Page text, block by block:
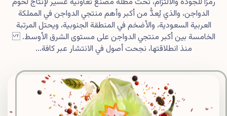
الدواجن، والذي يُعدُّ من أكبر وأهم منتجي الدواجن في المملكة
العربية السعودية، والأضخم في المنطقة الجنوبية، ويحتل المرتبة
الخامسة بين أكبر منتجي الدواجن على مستوى الشرق الأوسط.
منذ انطلاقتها، نجحت أصول في الانتشار عبر كافة...